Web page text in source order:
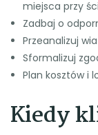
miejsca przy
Zadbaj o
Przeanalizuj
Sformalizuj
Plan kosztów i
Kiedy